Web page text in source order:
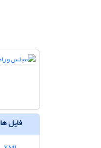
فایل ها